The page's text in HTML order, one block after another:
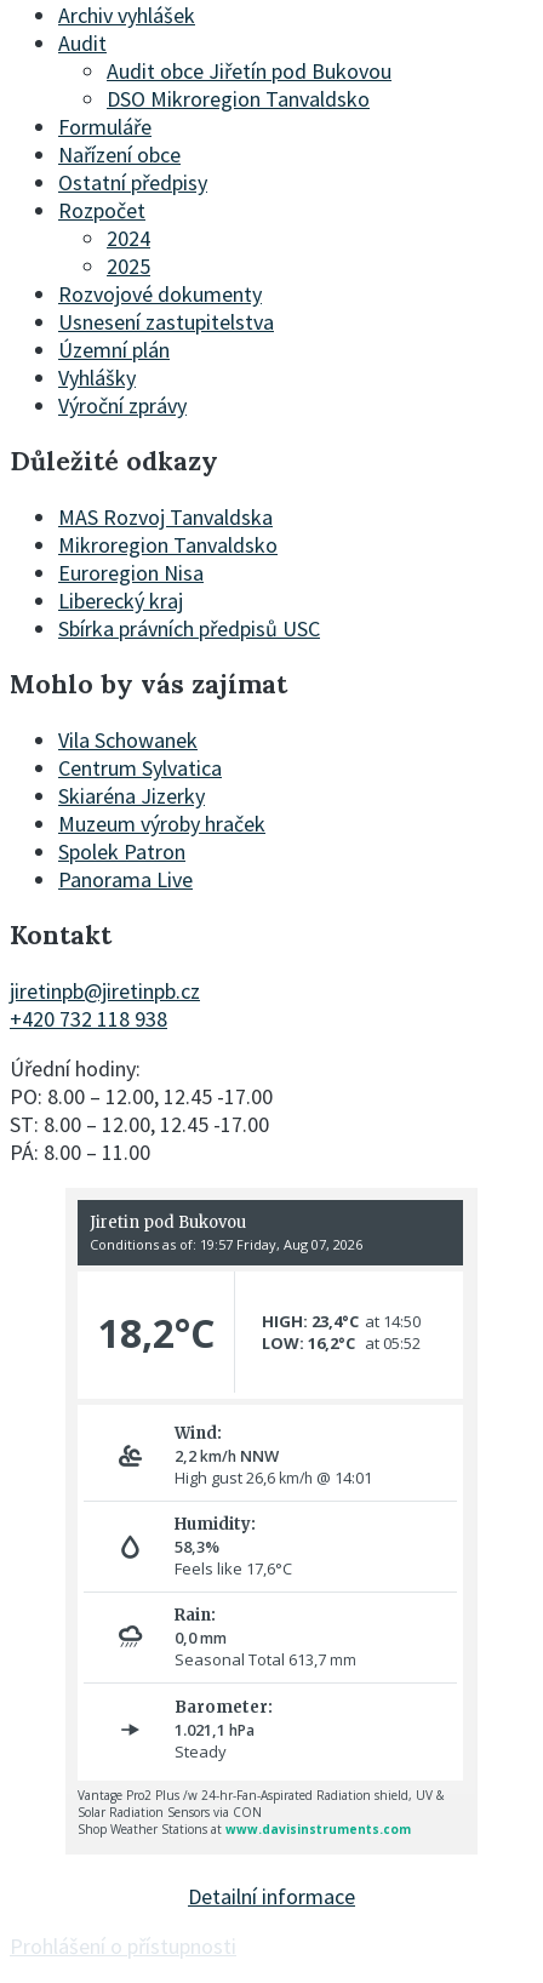
Archiv vyhlášek
Audit
Audit obce Jiřetín pod Bukovou
DSO Mikroregion Tanvaldsko
Formuláře
Nařízení obce
Ostatní předpisy
Rozpočet
2024
2025
Rozvojové dokumenty
Usnesení zastupitelstva
Územní plán
Vyhlášky
Výroční zprávy
Důležité odkazy
MAS Rozvoj Tanvaldska
Mikroregion Tanvaldsko
Euroregion Nisa
Liberecký kraj
Sbírka právních předpisů USC
Mohlo by vás zajímat
Vila Schowanek
Centrum Sylvatica
Skiaréna Jizerky
Muzeum výroby hraček
Spolek Patron
Panorama Live
Kontakt
jiretinpb@jiretinpb.cz
+420 732 118 938
Úřední hodiny:
PO: 8.00 – 12.00, 12.45 -17.00
ST: 8.00 – 12.00, 12.45 -17.00
PÁ: 8.00 – 11.00
Detailní informace
Prohlášení o přístupnosti